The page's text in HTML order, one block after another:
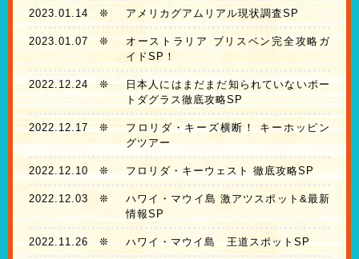
2023.01.14 ❊ アメリカグアムリアル現状調査SP
2023.01.07 ❊
オーストラリア ブリスベン完全攻略ガ
イドSP！
2022.12.24❊
日本人にはまだまだ知られていないポー
トダグラス徹底攻略SP
2022.12.17❊
フロリダ・キーズ横断！ キーホッピン
グツアー
2022.12.10 ❊ フロリダ・キーウェスト 徹底攻略SP
2022.12.03 ❊
ハワイ・マウイ島 激アツスポット&最新
情報SP
2022.11.26 ❊ ハワイ・マウイ島 王道スポットSP